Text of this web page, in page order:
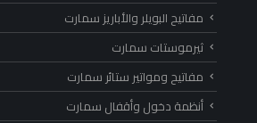
مفاتيح البويلر والأباريز سمارت
ثيرموستات سمارت
مفاتيح ومواتير ستائر سمارت
أنظمة دخول وأقفال سمارت